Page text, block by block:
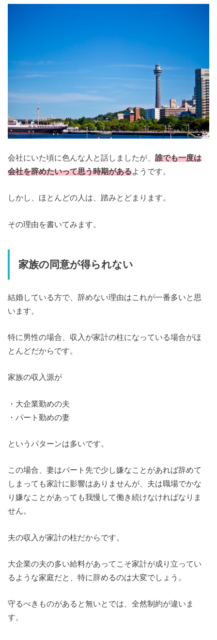
会社にいた頃に色んな人と話しましたが、誰でも一度は
会社を辞めたいって思う時期があるようです。
しかし、ほとんどの人は、踏みとどまります。
その理由を書いてみます。
家族の同意が得られない
結婚している方で、辞めない理由はこれが一番多いと思
います。
特に男性の場合、収入が家計の柱になっている場合がほ
とんどだからです。
家族の収入源が
・大企業勤めの夫
・パート勤めの妻
というパターンは多いです。
この場合、妻はパート先で少し嫌なことがあれば辞めて
しまっても家計に影響はありませんが、夫は職場でかな
り嫌なことがあっても我慢して働き続けなければなりま
せん。
夫の収入が家計の柱だからです。
大企業の夫の多い給料があってこそ家計が成り立ってい
るような家庭だと、特に辞めるのは大変でしょう。
守るべきものがあると無いとでは、全然制約が違いま
す。